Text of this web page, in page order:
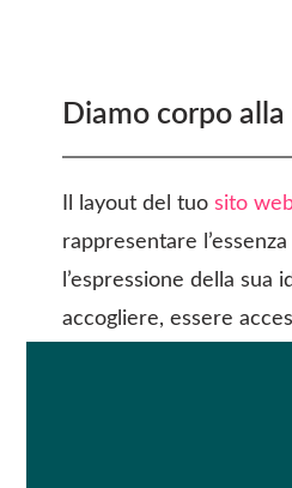
Diamo corpo alla
Il layout del tuosito
rappresentare
l’espressione della sua
accogliere, essere